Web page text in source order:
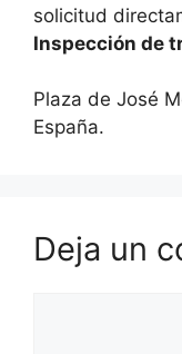
solicitud
Inspección de
Plaza de José
España.
Deja un